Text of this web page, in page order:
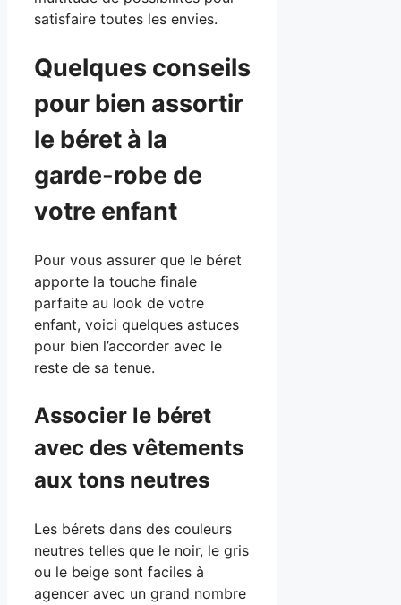
satisfaire toutes les envies.
Quelques conseils
pour bien assortir
le béret à la
garde-robe de
votre enfant
Pour vous assurer que le béret
apporte la touche finale
parfaite au look de votre
enfant, voici quelques astuces
pour bien l’accorder avec le
reste de sa tenue.
Associer le béret
avec des vêtements
aux tons neutres
Les bérets dans des couleurs
neutres telles que le noir, le gris
ou le beige sont faciles à
agencer avec un grand nombre